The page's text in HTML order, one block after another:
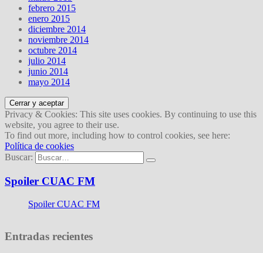
febrero 2015
enero 2015
diciembre 2014
noviembre 2014
octubre 2014
julio 2014
junio 2014
mayo 2014
Privacy & Cookies: This site uses cookies. By continuing to use this
website, you agree to their use.
To find out more, including how to control cookies, see here:
Política de cookies
Buscar:
Spoiler CUAC FM
Spoiler CUAC FM
Entradas recientes